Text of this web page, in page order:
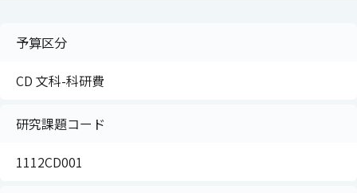
予算区分
CD 文科-科研費
研究課題コード
1112CD001